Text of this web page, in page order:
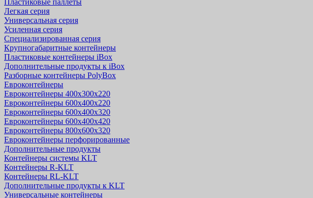
Пластиковые паллеты
Легкая серия
Универсальная серия
Усиленная серия
Специализированная серия
Крупногабаритные контейнеры
Пластиковые контейнеры iBox
Дополнительные продукты к iBox
Разборные контейнеры PolyBox
Евроконтейнеры
Евроконтейнеры 400х300х220
Евроконтейнеры 600х400х220
Евроконтейнеры 600х400х320
Евроконтейнеры 600х400х420
Евроконтейнеры 800х600х320
Евроконтейнеры перфорированные
Дополнительные продукты
Контейнеры системы KLT
Контейнеры R-KLT
Контейнеры RL-KLT
Дополнительные продукты к KLT
Универсальные контейнеры